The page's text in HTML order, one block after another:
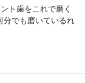
ト歯をこれで磨く
分でも磨いているれ